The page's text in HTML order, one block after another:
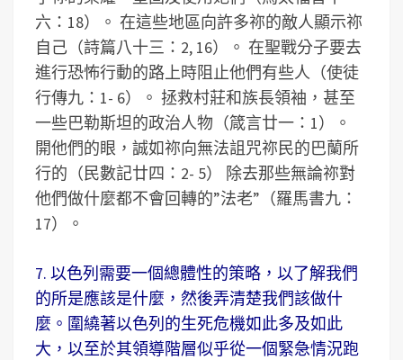
六：18）。 在這些地區向許多祢的敵人顯示祢
自己（詩篇八十三：2, 16）。 在聖戰分子要去
進行恐怖行動的路上時阻止他們有些人（使徒
行傳九：1- 6）。 拯救村莊和族長領袖，甚至
一些巴勒斯坦的政治人物（箴言廿一：1）。
開他們的眼，誠如祢向無法詛咒祢民的巴蘭所
行的（民數記廿四：2- 5） 除去那些無論祢對
他們做什麼都不會回轉的”法老”（羅馬書九：
17）。
7. 以色列需要一個總體性的策略，以了解我們
的所是應該是什麼，然後弄清楚我們該做什
麼。圍繞著以色列的生死危機如此多及如此
大，以至於其領導階層似乎從一個緊急情況跑